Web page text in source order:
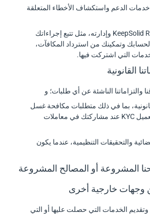
الدعم واستكشاف الأخطاء المتعلقة
5. تقديم برنامج KeepSolid Rewards وإدارته، مثل تتبع إجراءاتك
المؤهلة ومنح KS Coins لحسابك وتمكينك من استرداد المكافآت،
التي اشتركت فيها.
بما في ذلك متطلبات مكافحة غسل
الأموال AML ومعرفة العميل KYC عند مشاركتك في معاملات
والتحقيقات التنظيمية، عندما يكون
المشروعة أو المصالح المشروعة
وجهات خارجية أخرى
الخدمات التي حصلت عليها أو التي